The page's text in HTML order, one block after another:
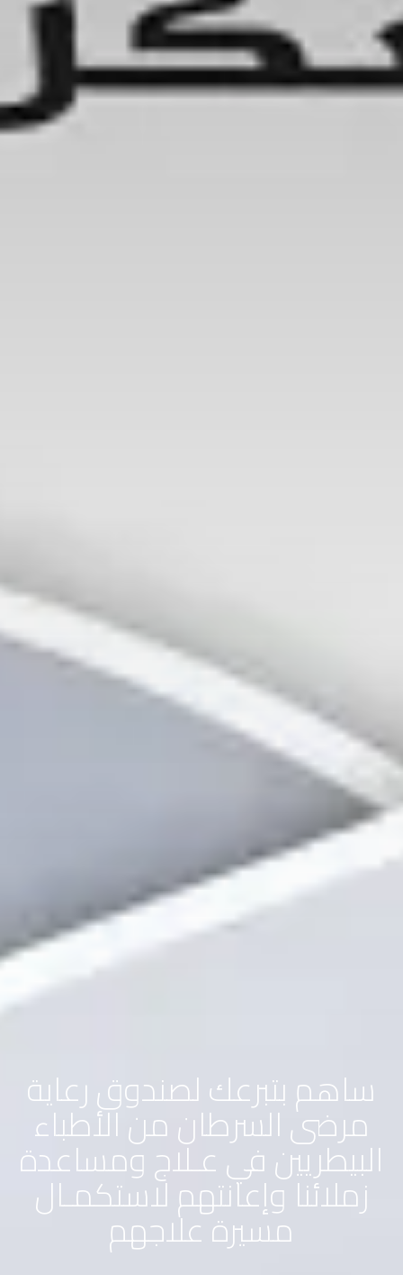
ساهم بتبرعك لصندوق رعاية
مرضى السرطان من الأطباء
البيطريين في عـلاج ومساعدة
زملائنا وإعانتهم لاستكمـال
مسيرة علاجهم